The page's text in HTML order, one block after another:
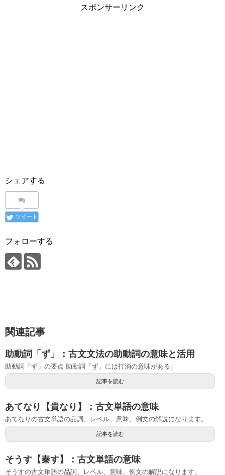
スポンサーリンク
シェアする
ツイート
フォローする
関連記事
助動詞「ず」：古文文法の助動詞の意味と活用
助動詞「ず」の要点 助動詞「ず」には打消の意味がある。
記事を読む
あてなり【貴なり】：古文単語の意味
あてなりの古文単語の品詞、レベル、意味、例文の解説になります。
記事を読む
そうす【秦す】：古文単語の意味
そうすの古文単語の品詞、レベル、意味、例文の解説になります。